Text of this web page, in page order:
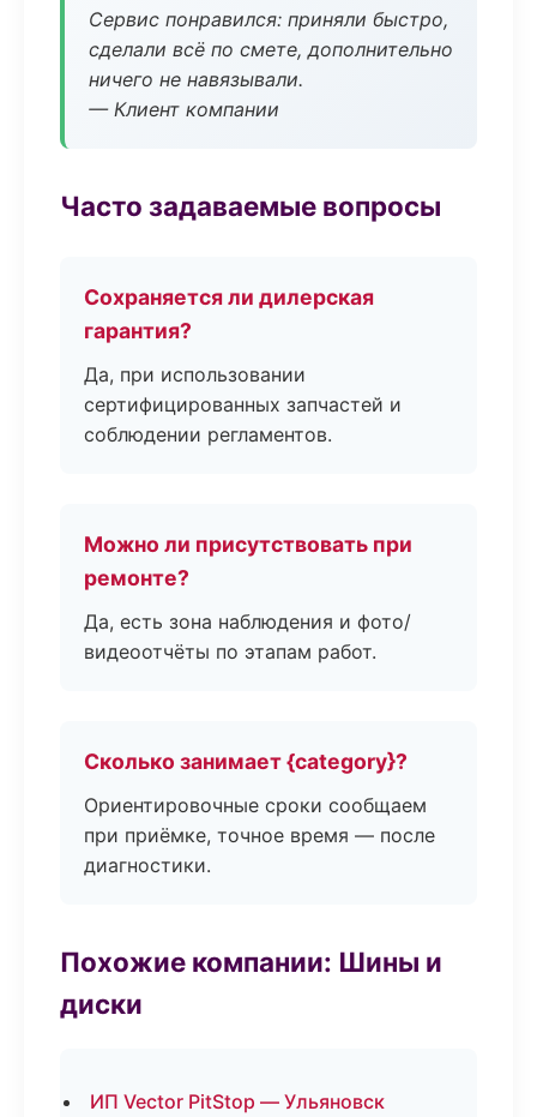
Сервис понравился: приняли быстро,
сделали всё по смете, дополнительно
ничего не навязывали.
— Клиент компании
Часто задаваемые вопросы
Сохраняется ли дилерская
гарантия?
Да, при использовании
сертифицированных запчастей и
соблюдении регламентов.
Можно ли присутствовать при
ремонте?
Да, есть зона наблюдения и фото/
видеоотчёты по этапам работ.
Сколько занимает {category}?
Ориентировочные сроки сообщаем
при приёмке, точное время — после
диагностики.
Похожие компании: Шины и
диски
ИП Vector PitStop — Ульяновск